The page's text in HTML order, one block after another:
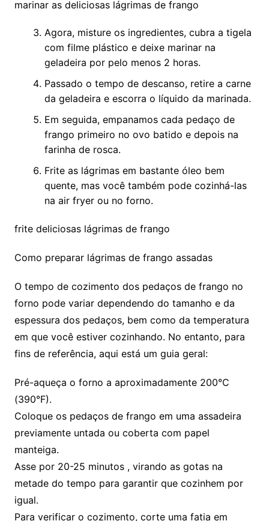
marinar as deliciosas lágrimas de frango
Agora, misture os ingredientes, cubra a tigela
com filme plástico e deixe marinar na
geladeira por pelo menos 2 horas.
Passado o tempo de descanso, retire a carne
da geladeira e escorra o líquido da marinada.
Em seguida, empanamos cada pedaço de
frango primeiro no ovo batido e depois na
farinha de rosca.
Frite as lágrimas em bastante óleo bem
quente, mas você também pode cozinhá-las
na air fryer ou no forno.
frite deliciosas lágrimas de frango
Como preparar lágrimas de frango assadas
O tempo de cozimento dos pedaços de frango no
forno pode variar dependendo do tamanho e da
espessura dos pedaços, bem como da temperatura
em que você estiver cozinhando. No entanto, para
fins de referência, aqui está um guia geral:
Pré-aqueça o forno a aproximadamente 200°C
(390°F).
Coloque os pedaços de frango em uma assadeira
previamente untada ou coberta com papel
manteiga.
Asse por 20-25 minutos , virando as gotas na
metade do tempo para garantir que cozinhem por
igual.
Para verificar o cozimento, corte uma fatia em